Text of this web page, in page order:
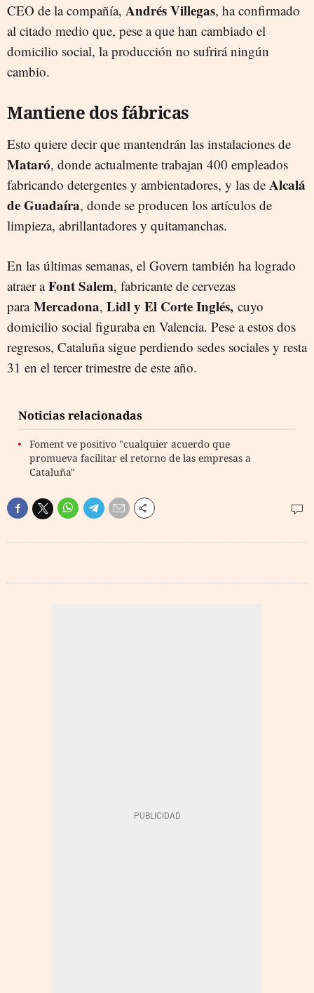
CEO de la compañía, Andrés Villegas, ha confirmado
al citado medio que, pese a que han cambiado el
domicilio social, la producción no sufrirá ningún
cambio.
Mantiene dos fábricas
Esto quiere decir que mantendrán las instalaciones de
Mataró, donde actualmente trabajan 400 empleados
fabricando detergentes y ambientadores, y las de Alcalá
de Guadaíra, donde se producen los artículos de
limpieza, abrillantadores y quitamanchas.
En las últimas semanas, el Govern también ha logrado
atraer aFont Salem, fabricante de cervezas
para Mercadona, Lidl y El Corte Inglés, cuyo
domicilio social figuraba en Valencia. Pese a estos dos
regresos, Cataluña sigue perdiendo sedes sociales y resta
31 en el tercer trimestre de este año.
Noticias relacionadas
Foment ve positivo "cualquier acuerdo que
promueva facilitar el retorno de las empresas a
Cataluña"